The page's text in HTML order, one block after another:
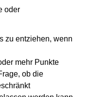
oder
zu entziehen, wenn
mehr Punkte
ob die